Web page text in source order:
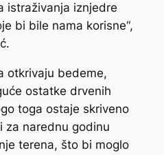
istraživanja iznjedre
bi bile nama korisne“,
otkrivaju bedeme,
ostatke drvenih
toga ostaje skriveno
za narednu godinu
terena, što bi moglo